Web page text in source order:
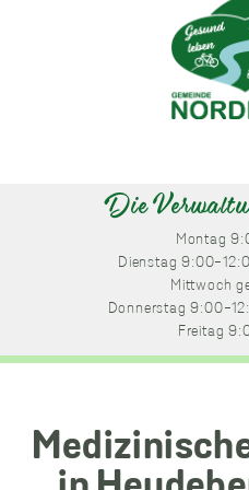
Die
Montag
Dienstag 9:00-
Mittwoch
Donnerstag 9:00-
Freitag